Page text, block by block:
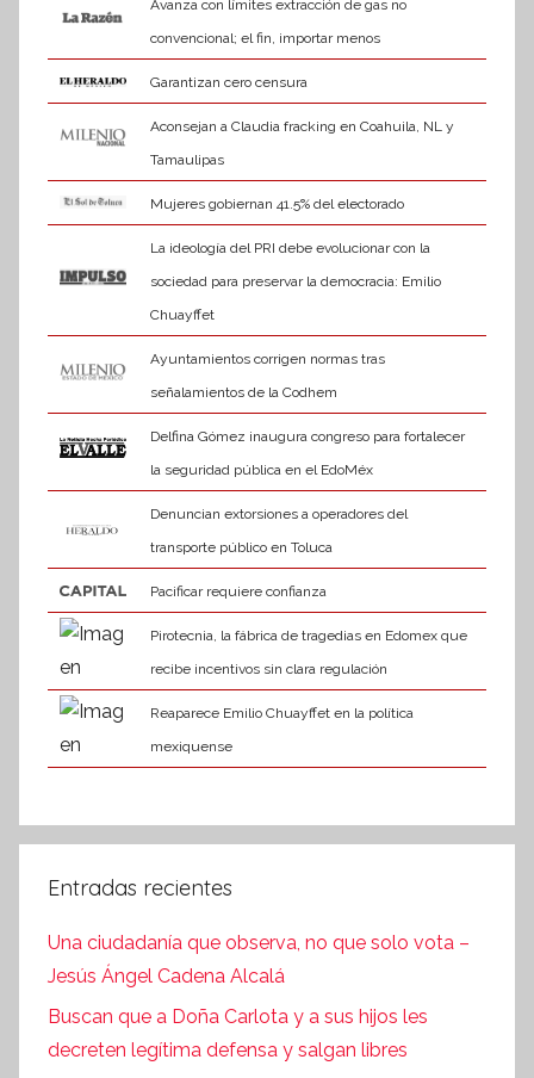
Avanza con límites extracción de gas no
convencional; el fin, importar menos
Garantizan cero censura
Aconsejan a Claudia fracking en Coahuila, NL y
Tamaulipas
Mujeres gobiernan 41.5% del electorado
La ideología del PRI debe evolucionar con la
sociedad para preservar la democracia: Emilio
Chuayffet
Ayuntamientos corrigen normas tras
señalamientos de la Codhem
Delfina Gómez inaugura congreso para fortalecer
la seguridad pública en el EdoMéx
Denuncian extorsiones a operadores del
transporte público en Toluca
Pacificar requiere confianza
Pirotecnia, la fábrica de tragedias en Edomex que
recibe incentivos sin clara regulación
Reaparece Emilio Chuayffet en la política
mexiquense
Entradas recientes
Una ciudadanía que observa, no que solo vota –
Jesús Ángel Cadena Alcalá
Buscan que a Doña Carlota y a sus hijos les
decreten legítima defensa y salgan libres